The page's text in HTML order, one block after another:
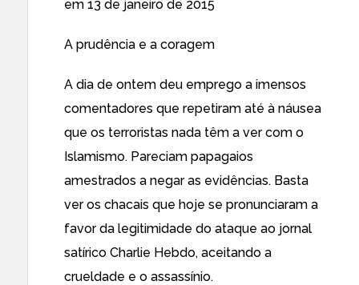
em 13 de janeiro de 2015
A prudência e a coragem
A dia de ontem deu emprego a imensos
comentadores que repetiram até à náusea
que os terroristas nada têm a ver com o
Islamismo. Pareciam papagaios
amestrados a negar as evidências. Basta
ver os chacais que hoje se pronunciaram a
favor da legitimidade do ataque ao jornal
satírico Charlie Hebdo, aceitando a
crueldade e o assassínio.